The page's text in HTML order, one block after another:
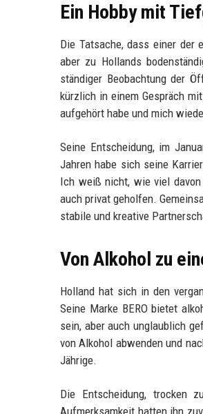
Ein Hobby mit
Die Tatsache, dass einer der
aber zu Hollands
ständiger Beobachtung der
kürzlich in einem Gespräch
aufgehört habe und mich
Seine Entscheidung, im
Jahren habe sich seine
Ich weiß nicht, wie viel
auch privat geholfen.
stabile und kreative
Von Alkohol zu
Holland hat sich in den
Seine Marke BERO bietet
sein, aber auch unglaublich
von Alkohol abwenden und
Jährige.
Die Entscheidung, trocken
Aufmerksamkeit hatten ihn